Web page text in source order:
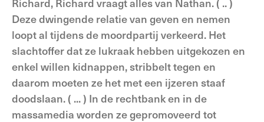
Deze dwingende relatie van geven en nemen
loopt al tijdens de moordpartij verkeerd. Het
slachtoffer dat ze lukraak hebben uitgekozen en
enkel willen kidnappen, stribbelt tegen en
daarom moeten ze het met een ijzeren staaf
doodslaan. ( ... ) In de rechtbank en in de
massamedia worden ze gepromoveerd tot